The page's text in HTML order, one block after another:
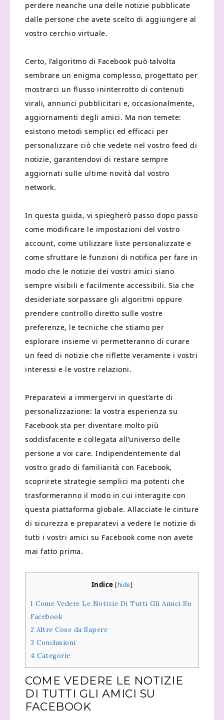
perdere neanche una delle notizie pubblicate
dalle persone che avete scelto di aggiungere al
vostro cerchio virtuale.
Certo, l’algoritmo di Facebook può talvolta
sembrare un enigma complesso, progettato per
mostrarci un flusso ininterrotto di contenuti
virali, annunci pubblicitari e, occasionalmente,
aggiornamenti degli amici. Ma non temete:
esistono metodi semplici ed efficaci per
personalizzare ciò che vedete nel vostro feed di
notizie, garantendovi di restare sempre
aggiornati sulle ultime novità dal vostro
network.
In questa guida, vi spiegherò passo dopo passo
come modificare le impostazioni del vostro
account, come utilizzare liste personalizzate e
come sfruttare le funzioni di notifica per fare in
modo che le notizie dei vostri amici siano
sempre visibili e facilmente accessibili. Sia che
desideriate sorpassare gli algoritmi oppure
prendere controllo diretto sulle vostre
preferenze, le tecniche che stiamo per
esplorare insieme vi permetteranno di curare
un feed di notizie che riflette veramente i vostri
interessi e le vostre relazioni.
Preparatevi a immergervi in quest’arte di
personalizzazione: la vostra esperienza su
Facebook sta per diventare molto più
soddisfacente e collegata all’universo delle
persone a voi care. Indipendentemente dal
vostro grado di familiarità con Facebook,
scoprirete strategie semplici ma potenti che
trasformeranno il modo in cui interagite con
questa piattaforma globale. Allacciate le cinture
di sicurezza e preparatevi a vedere le notizie di
tutti i vostri amici su Facebook come non avete
mai fatto prima.
Indice [hide]
1 Come Vedere Le Notizie Di Tutti Gli Amici Su
Facebook
2 Altre Cose da Sapere
3 Conclusioni
4 Categorie
COME VEDERE LE NOTIZIE
DI TUTTI GLI AMICI SU
FACEBOOK